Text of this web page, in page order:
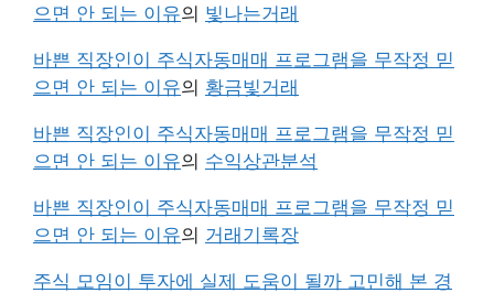
으면 안 되는 이유의 빛나는거래
바쁜 직장인이 주식자동매매 프로그램을 무작정 믿
으면 안 되는 이유의 황금빛거래
바쁜 직장인이 주식자동매매 프로그램을 무작정 믿
으면 안 되는 이유의 수익상관분석
바쁜 직장인이 주식자동매매 프로그램을 무작정 믿
으면 안 되는 이유의 거래기록장
주식 모임이 투자에 실제 도움이 될까 고민해 본 경